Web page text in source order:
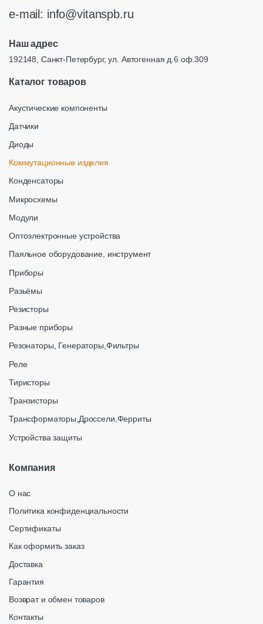
e-mail: info@vitanspb.ru
Наш адрес
192148, Санкт-Петербург, ул. Автогенная д.6 оф.309
Каталог товаров
Акустические компоненты
Датчики
Диоды
Коммутационные изделия
Конденсаторы
Микросхемы
Модули
Оптоэлектронные устройства
Паяльное оборудование, инструмент
Приборы
Разьёмы
Резисторы
Разные приборы
Резонаторы, Генераторы,Фильтры
Реле
Тиристоры
Транзисторы
Трансформаторы,Дроссели,Ферриты
Устройства защиты
Компания
О нас
Политика конфиденциальности
Сертификаты
Как оформить заказ
Доставка
Гарантия
Возврат и обмен товаров
Контакты